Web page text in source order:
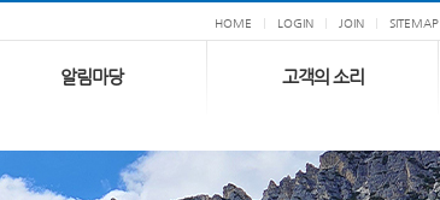
알림마당 고객의 소리
HOME LOGIN JOIN SITEMAP